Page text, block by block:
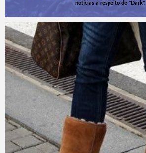
notícias a respeito de "Dark".